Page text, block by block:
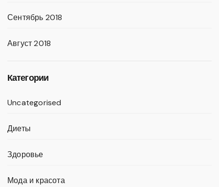
Сентябрь 2018
Август 2018
Категории
Uncategorised
Диеты
Здоровье
Мода и красота